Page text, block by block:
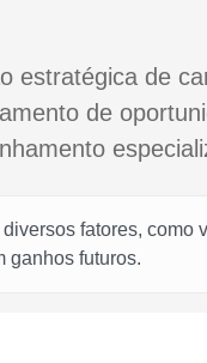
estratégica de
de
fatores, como
ganhos futuros.